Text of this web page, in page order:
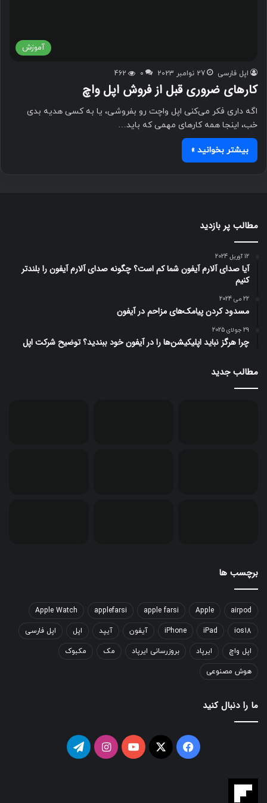
آموزش
اپل فارسی 27 نوامبر 2023 0
462
کارهای ضروری قبل از فروش اپل واچ
اگه داری فکر می‌کنی اپل واچت رو بفروشی، یا به کسی هدیه بدی
خب، اینجا همه کارهای مهمی که باید…
بیشتر بخوانید »
مطالب پر بازدید
12 آوریل 2024
آیا صدای آلارم آیفون شما کم است؟ چگونه صدای آلارم آیفون را بلندتر
کنیم
22 می 2024
مسدود کردن پیامک‌های مزاحم در آیفون
29 جولای 2025
چرا هرگز نباید اپلیکیشن‌ها را در آیفون خود ببندید؟ توضیح شرکت اپل
مطالب جدید
برچسب ها
airpod
Apple
apple farsi
applefarsi
Apple Watch
ios18
iPad
iPhone آیفون آیپد اپل اپل فارسی
اپل واچ ایرپاد بروزرسانی ایرپاد مک مکبوک
هوش مصنوعی
ما را دنبال کنید
فیسبوکایکس یوتیوباینستاگرامتلگرام